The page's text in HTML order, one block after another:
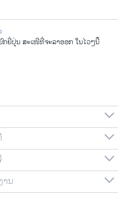
ກຍີ່ປຸ່ນ ສະເໜີທີ່ຈະລາອອກ ໃນໄວໆນີ້
ນ